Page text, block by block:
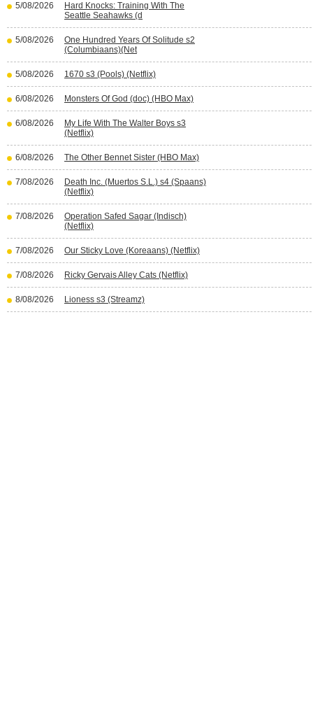
5/08/2026
Hard Knocks: Training With The
Seattle Seahawks (d
5/08/2026
One Hundred Years Of Solitude s2
(Columbiaans)(Net
5/08/2026 1670 s3 (Pools) (Netflix)
6/08/2026 Monsters Of God (doc) (HBO Max)
6/08/2026
My Life With The Walter Boys s3
(Netflix)
6/08/2026 The Other Bennet Sister (HBO Max)
7/08/2026
Death Inc. (Muertos S.L.) s4 (Spaans)
(Netflix)
7/08/2026
Operation Safed Sagar (Indisch)
(Netflix)
7/08/2026 Our Sticky Love (Koreaans) (Netflix)
7/08/2026 Ricky Gervais Alley Cats (Netflix)
8/08/2026 Lioness s3 (Streamz)